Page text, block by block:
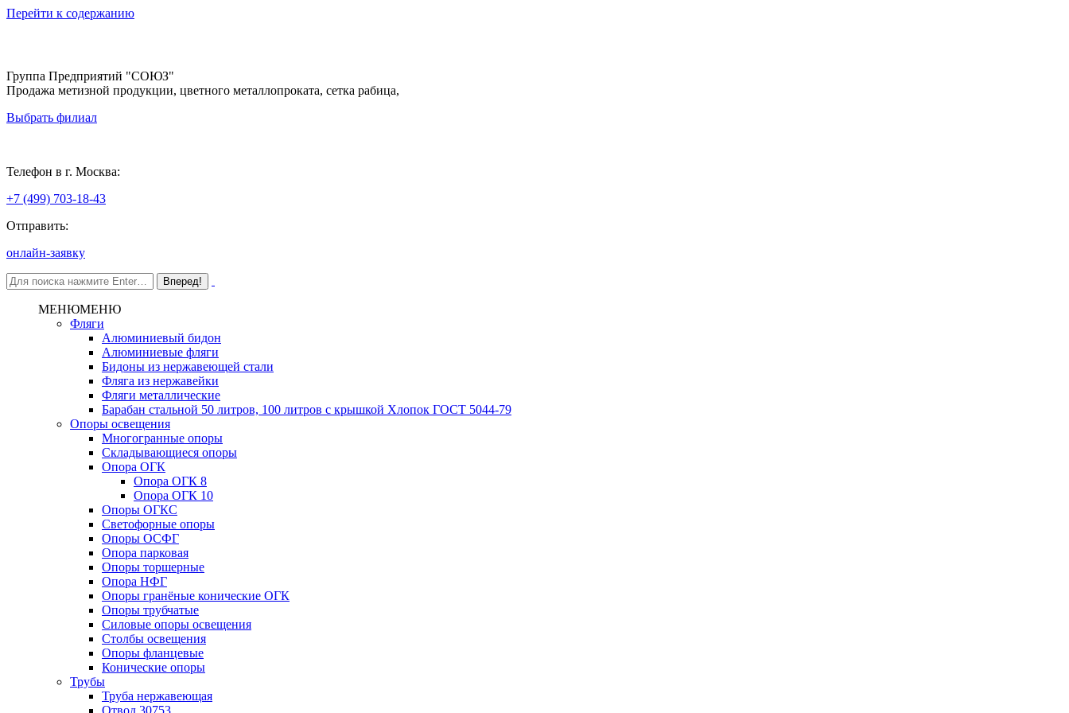
Перейти к содержанию
Группа Предприятий "СОЮЗ"
Продажа метизной продукции, цветного металлопроката, сетка рабица,
Выбрать филиал
Телефон в г. Москва:
+7 (499) 703-18-43
Отправить:
онлайн-заявку
МЕНЮМЕНЮ
Фляги
Алюминиевый бидон
Алюминиевые фляги
Бидоны из нержавеющей стали
Фляга из нержавейки
Фляги металлические
Барабан стальной 50 литров, 100 литров с крышкой Хлопок ГОСТ 5044-79
Опоры освещения
Многогранные опоры
Складывающиеся опоры
Опора ОГК
Опора ОГК 8
Опора ОГК 10
Опоры ОГКС
Светофорные опоры
Опоры ОСФГ
Опора парковая
Опоры торшерные
Опора НФГ
Опоры гранёные конические ОГК
Опоры трубчатые
Силовые опоры освещения
Столбы освещения
Опоры фланцевые
Конические опоры
Трубы
Труба нержавеющая
Отвод 30753